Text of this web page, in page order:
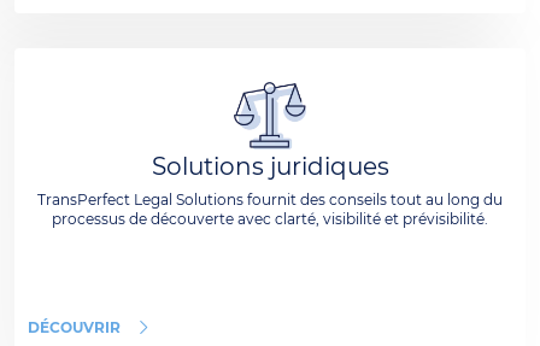
Solutions juridiques
TransPerfect Legal Solutions fournit des conseils tout au long du
processus de découverte avec clarté, visibilité et prévisibilité.
DÉCOUVRIR